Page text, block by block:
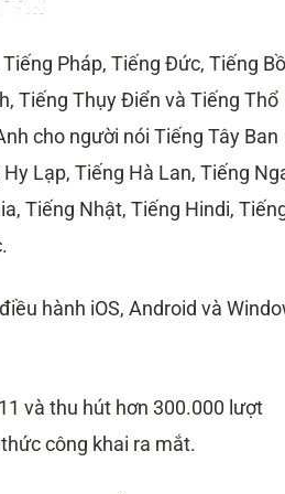
Pháp, Tiếng Đức, Tiếng Bồ
Tiếng Thụy Điển và Tiếng Thổ
cho người nói Tiếng Tây Ban
Lạp, Tiếng Hà Lan, Tiếng
Tiếng Nhật, Tiếng Hindi,
hành iOS, Android và
và thu hút hơn 300.000 lượt
công khai ra mắt.